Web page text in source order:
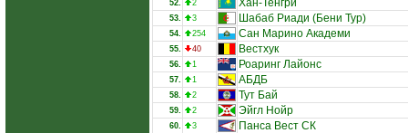
52. 2 Хан-Тенгри
53. 3 Шабаб Риади (Бени Тур)
54. 254 Сан Марино Академи
55. 40 Вестхук
56. 1 Роаринг Лайонс
57. 1 АБДБ
58. 2 Тут Бай
59. 2 Эйгл Нойр
60. 3 Панса Вест СК